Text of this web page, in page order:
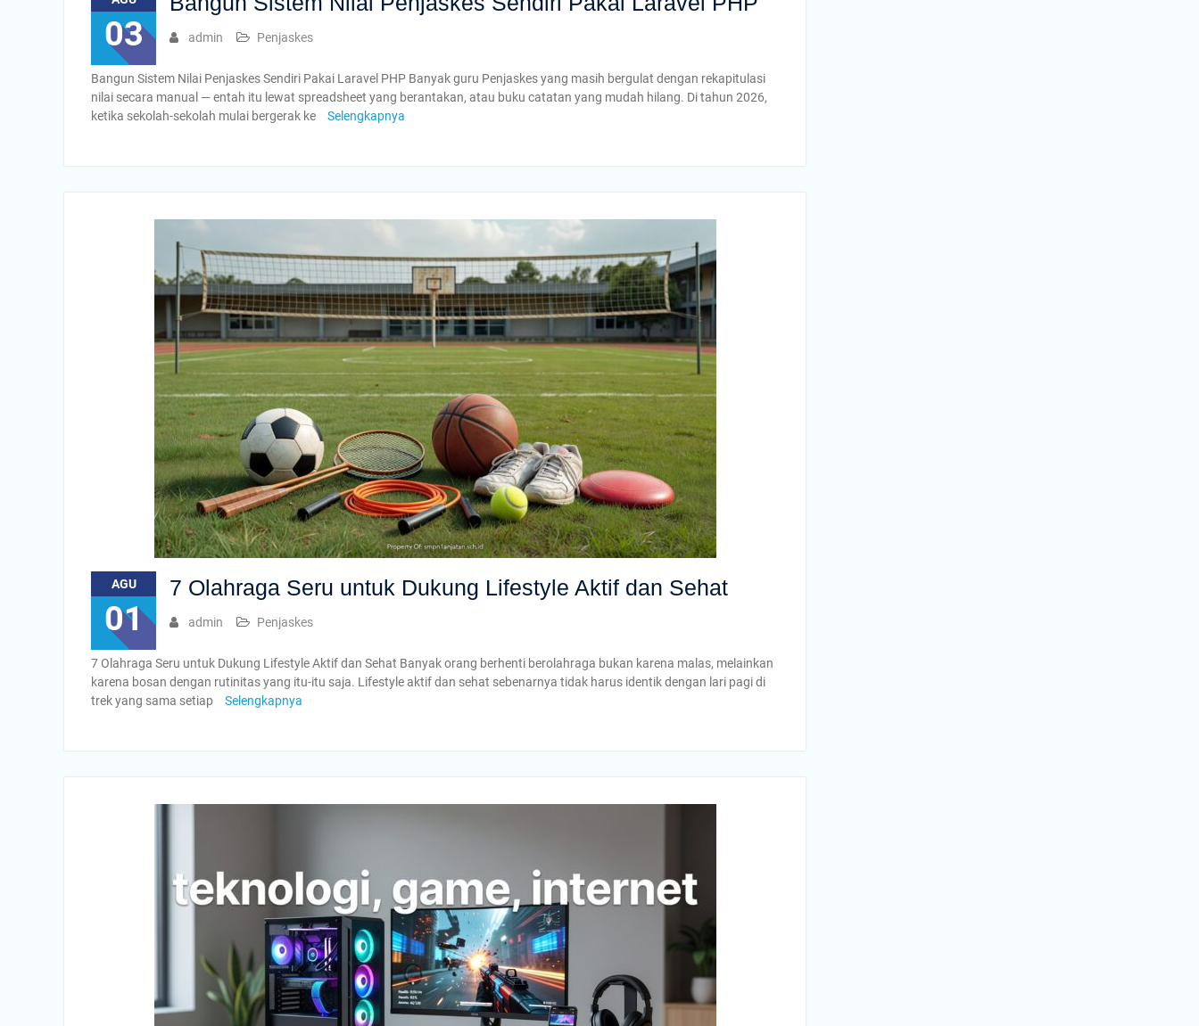
03 admin Penjaskes
Bangun Sistem Nilai Penjaskes Sendiri Pakai Laravel PHP Banyak guru Penjaskes yang masih bergulat dengan rekapitulasi
nilai secara manual — entah itu lewat spreadsheet yang berantakan, atau buku catatan yang mudah hilang. Di tahun 2026,
ketika sekolah-sekolah mulai bergerak ke
Selengkapnya
AGU
01
7 Olahraga Seru untuk Dukung Lifestyle Aktif dan Sehat
admin Penjaskes
7 Olahraga Seru untuk Dukung Lifestyle Aktif dan Sehat Banyak orang berhenti berolahraga bukan karena malas, melainkan
karena bosan dengan rutinitas yang itu-itu saja. Lifestyle aktif dan sehat sebenarnya tidak harus identik dengan lari pagi di
trek yang sama setiap
Selengkapnya